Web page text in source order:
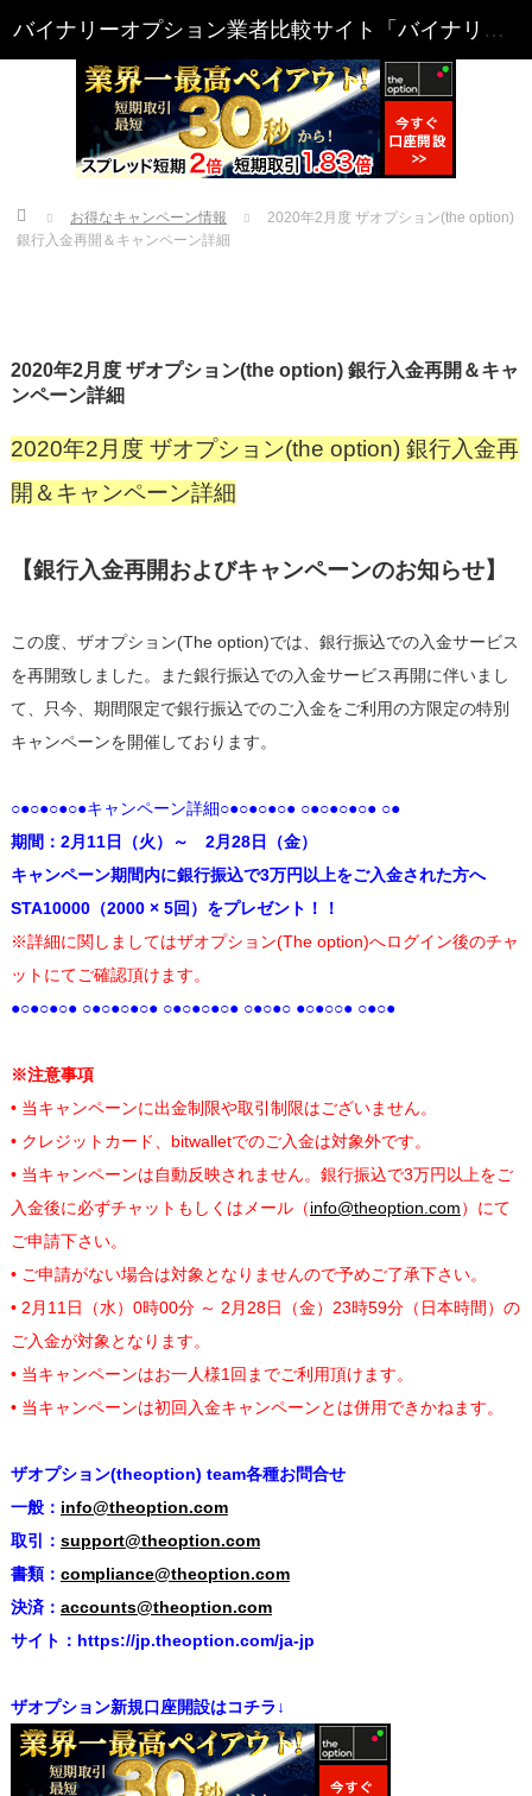
Home お得なキャンペーン情報
2020年2月度 ザオプション(the option)
銀行入金再開＆キャンペーン詳細
2020年2月度 ザオプション(the option) 銀行入金再開＆キャ
ンペーン詳細
2020年2月度 ザオプション(the option) 銀行入金再
開＆キャンペーン詳細
【銀行入金再開およびキャンペーンのお知らせ】
この度、ザオプション(The option)では、銀行振込での入金サービス
を再開致しました。また銀行振込での入金サービス再開に伴いまし
て、只今、期間限定で銀行振込でのご入金をご利用の方限定の特別
キャンペーンを開催しております。
○●○●○●○●キャンペーン詳細○●○●○●○● ○●○●○●○● ○●
期間：2月11日（火）～ 2月28日（金）
キャンペーン期間内に銀行振込で3万円以上をご入金された方へ
STA10000（2000 × 5回）をプレゼント！！
※詳細に関しましてはザオプション(The option)へログイン後のチャ
ットにてご確認頂けます。
●○●○●○● ○●○●○●○● ○●○●○●○● ○●○●○ ●○●○○● ○●○●
※注意事項
• 当キャンペーンに出金制限や取引制限はございません。
• クレジットカード、bitwalletでのご入金は対象外です。
• 当キャンペーンは自動反映されません。銀行振込で3万円以上をご
入金後に必ずチャットもしくはメール（info@theoption.com）にて
ご申請下さい。
• ご申請がない場合は対象となりませんので予めご了承下さい。
• 2月11日（水）0時00分 ～ 2月28日（金）23時59分（日本時間）の
ご入金が対象となります。
• 当キャンペーンはお一人様1回までご利用頂けます。
• 当キャンペーンは初回入金キャンペーンとは併用できかねます。
ザオプション(theoption) team各種お問合せ
一般： info@theoption.com
取引： support@theoption.com
書類： compliance@theoption.com
決済： accounts@theoption.com
サイト：https://jp.theoption.com/ja-jp
ザオプション新規口座開設はコチラ↓